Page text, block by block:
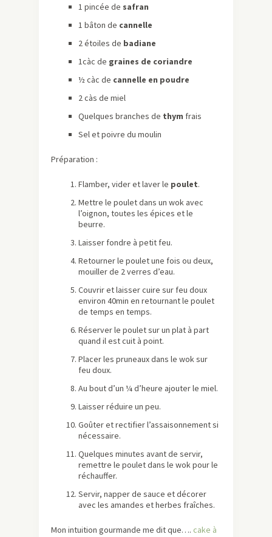
1 pincée de safran
1 bâton de cannelle
2 étoiles de badiane
1càc de graines de coriandre
½ càc de cannelle en poudre
2 càs de miel
Quelques branches de thym frais
Sel et poivre du moulin
Préparation :
Flamber, vider et laver le poulet.
Mettre le poulet dans un wok avec
l’oignon, toutes les épices et le
beurre.
Laisser fondre à petit feu.
Retourner le poulet une fois ou deux,
mouiller de 2 verres d’eau.
Couvrir et laisser cuire sur feu doux
environ 40min en retournant le poulet
de temps en temps.
Réserver le poulet sur un plat à part
quand il est cuit à point.
Placer les pruneaux dans le wok sur
feu doux.
Au bout d’un ¼ d’heure ajouter le miel.
Laisser réduire un peu.
Goûter et rectifier l’assaisonnement si
nécessaire.
Quelques minutes avant de servir,
remettre le poulet dans le wok pour le
réchauffer.
Servir, napper de sauce et décorer
avec les amandes et herbes fraîches.
Mon intuition gourmande me dit que…. cake à